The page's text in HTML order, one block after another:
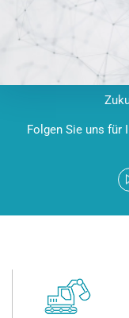
Folgen Sie uns für